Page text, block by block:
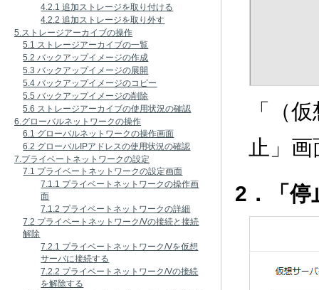
4.2.1 追加ストレージを取り付ける
4.2.2 追加ストレージを取り外す
5.ストレージアーカイブの操作
5.1 ストレージアーカイブの一覧
5.2 バックアップイメージの作成
5.3 バックアップイメージの展開
5.4 バックアップイメージのコピー
5.5 バックアップイメージの削除
5.6 ストレージアーカイブの使用状況の確認
6.グローバルネットワークの操作
6.1 グローバルネットワークの操作画面
6.2 グローバルIPアドレスの使用状況の確認
7.プライベートネットワークの設定
7.1 プライベートネットワークの設定画面
7.1.1 プライベートネットワークの操作画
面
7.1.2 プライベートネットワークの詳細
7.2 プライベートネットワーク/Vの接続と接続
解除
7.2.1 プライベートネットワーク/Vを仮想
サーバに接続する
7.2.2 プライベートネットワーク/Vの接続
を解除する
「（
止」
2．「